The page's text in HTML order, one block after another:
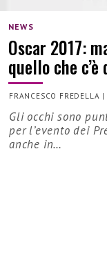
NEWS
Oscar 2017:
quello che c’è
FRANCESCO FREDELLA |
Gli occhi sono
per l’evento dei
anche in…